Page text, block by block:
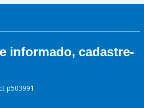
informado, cadastre-
p503991